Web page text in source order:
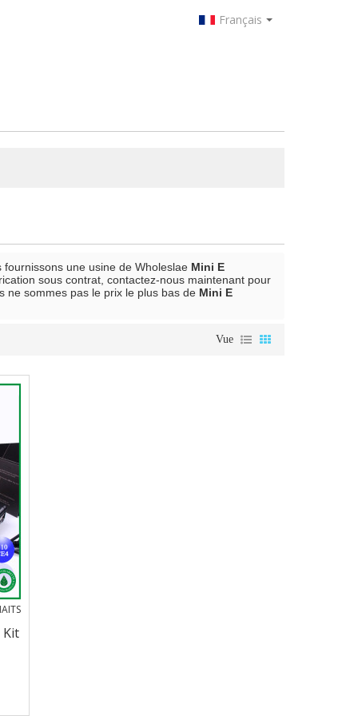
Français
fournissons une usine de Wholeslae Mini E
sous contrat, contactez-nous maintenant pour
ne sommes pas le prix le plus bas de Mini E
Vue
Kit